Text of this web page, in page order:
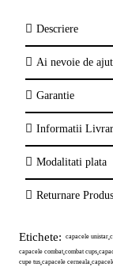
Descriere
Ai nevoie de
Garantie
Informatii
Modalitati plata
Returnare
Etichete: capacele unistar,
capacele combat,combat cups,
cupe tus,capacele cerneala,